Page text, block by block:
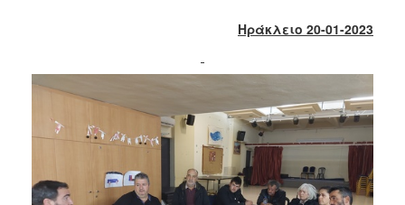
2012
2010
Ηράκλειο 20-01-2023